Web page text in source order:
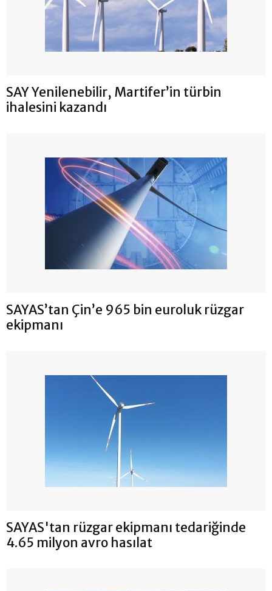
SAY Yenilenebilir, Martifer’in türbin
ihalesini kazandı
SAYAS’tan Çin’e 965 bin euroluk rüzgar
ekipmanı
SAYAS'tan rüzgar ekipmanı tedariğinde
4.65 milyon avro hasılat